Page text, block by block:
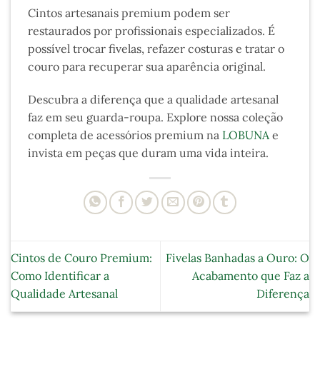
Cintos artesanais premium podem ser
restaurados por profissionais especializados. É
possível trocar fivelas, refazer costuras e tratar o
couro para recuperar sua aparência original.
Descubra a diferença que a qualidade artesanal
faz em seu guarda-roupa. Explore nossa coleção
completa de acessórios premium na LOBUNA e
invista em peças que duram uma vida inteira.
Cintos de Couro Premium:
Como Identificar a
Qualidade Artesanal
Fivelas Banhadas a Ouro: O
Acabamento que Faz a
Diferença